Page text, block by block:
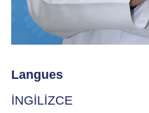
Langues
İNGİLİZCE